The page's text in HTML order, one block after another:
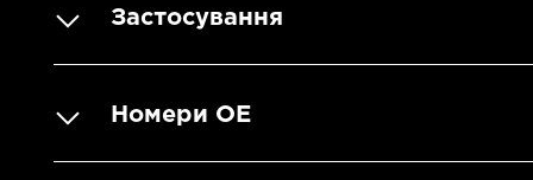
Застосування
Номери OE